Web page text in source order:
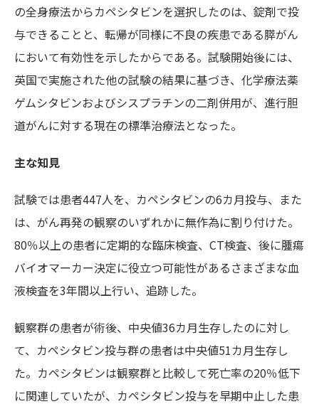
の全身療法からカペシタビンを選択したのは、錠剤で投
与できることと、転帰が同様に不良の疾患である膵がん
において有効性を示したからである。試験開始後には、
英国で実施された他の試験の結果に基づき、化学療法薬
ゲムシタビンおよびシスプラチンの二剤併用が、進行胆
道がんに対する現在の標準治療法となった。
主な知見
試験では患者447人を、カペシタビンの6カ月投与、また
は、がん再発の観察のいずれかに無作為に割り付けた。
80％以上の患者に定期的な臨床検査、CT検査、後に腫瘍
バイオマーカー決定に役立つ可能性があるさまざまな血
液検査を3年間以上行い、追跡した。
観察群の患者が術後、中央値36カ月生存したのに対し
て、カペシタビン投与群の患者は中央値51カ月生存し
た。カペシタビンは観察群と比較して死亡率の20％低下
に関連していたが、カペシタビン投与を早期中止した患